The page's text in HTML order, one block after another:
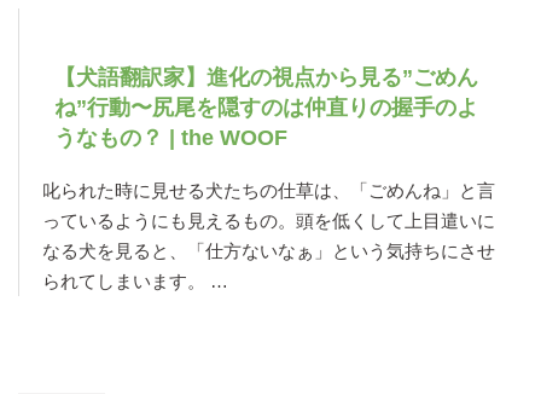
【犬語翻訳家】進化の視点から見る”ごめん
ね”行動〜尻尾を隠すのは仲直りの握手のよ
うなもの？ | the WOOF
叱られた時に見せる犬たちの仕草は、「ごめんね」と言
っているようにも見えるもの。頭を低くして上目遣いに
なる犬を見ると、「仕方ないなぁ」という気持ちにさせ
られてしまいます。 …